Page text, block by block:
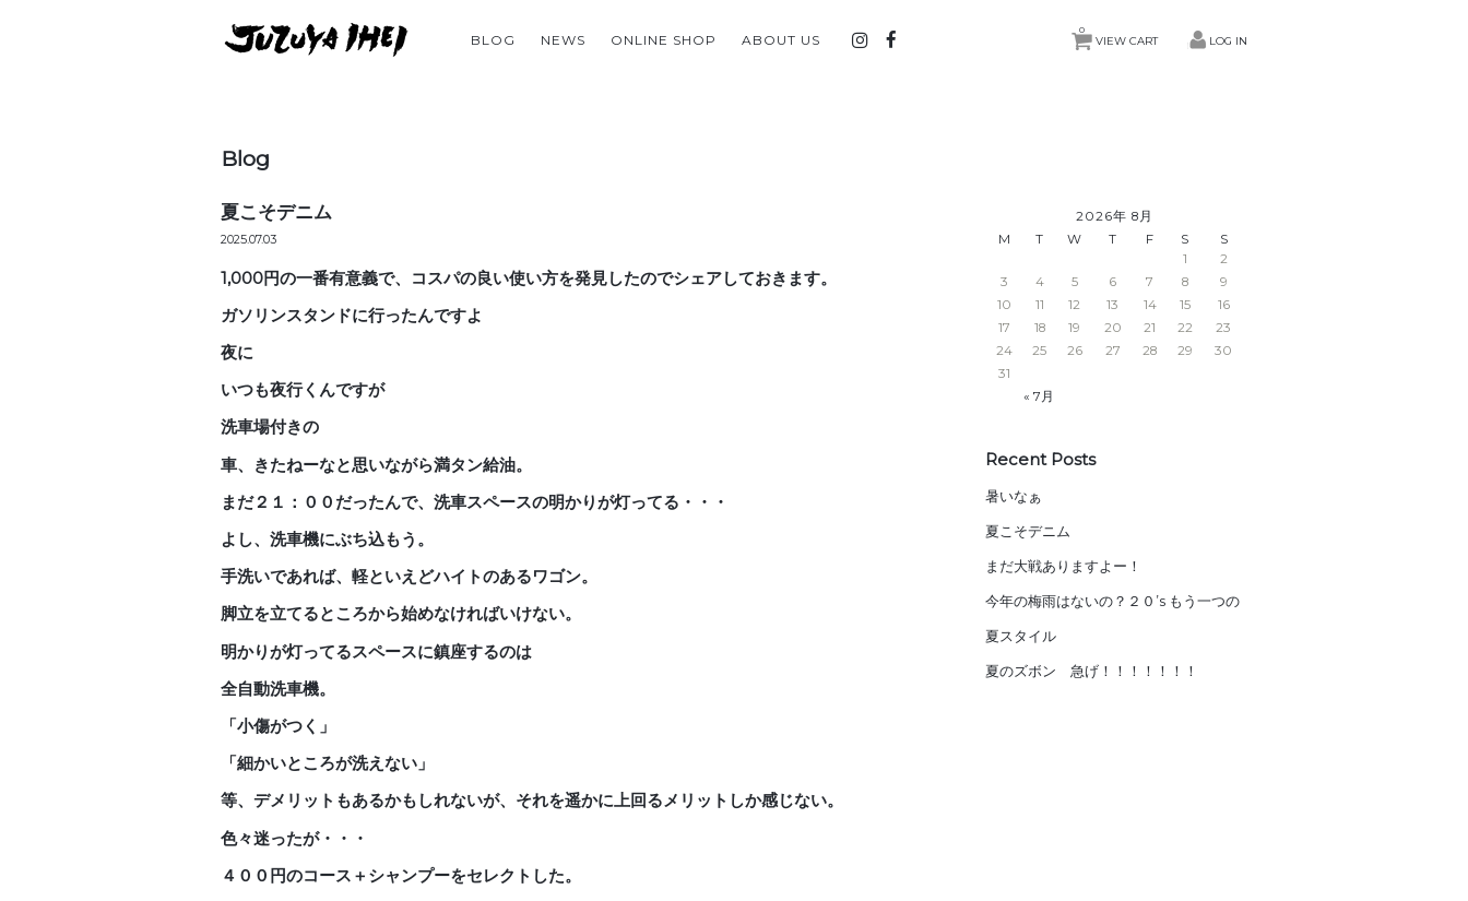
VIEW CART
0
LOG IN
BLOG NEWS ONLINE SHOP ABOUT US
Blog
夏こそデニム
2025.07.03
1,000円の一番有意義で、コスパの良い使い方を発見したのでシェアしておきます。
ガソリンスタンドに行ったんですよ
夜に
いつも夜行くんですが
洗車場付きの
車、きたねーなと思いながら満タン給油。
まだ２１：００だったんで、洗車スペースの明かりが灯ってる・・・
よし、洗車機にぶち込もう。
手洗いであれば、軽といえどハイトのあるワゴン。
脚立を立てるところから始めなければいけない。
明かりが灯ってるスペースに鎮座するのは
全自動洗車機。
「小傷がつく」
「細かいところが洗えない」
等、デメリットもあるかもしれないが、それを遥かに上回るメリットしか感じない。
色々迷ったが・・・
４００円のコース＋シャンプーをセレクトした。
2026年 8月
M
T W T F S S
« 7月
1
2
3
4 5 6 7 8
9
10
11 12 13 14 15
16
17
18 19 20 21 22
23
24
25 26 27 28 29
30
31
Recent Posts
暑いなぁ
夏こそデニム
まだ大戦ありますよー！
今年の梅雨はないの？２０’s もう一つの
夏スタイル
夏のズボン 急げ！！！！！！！